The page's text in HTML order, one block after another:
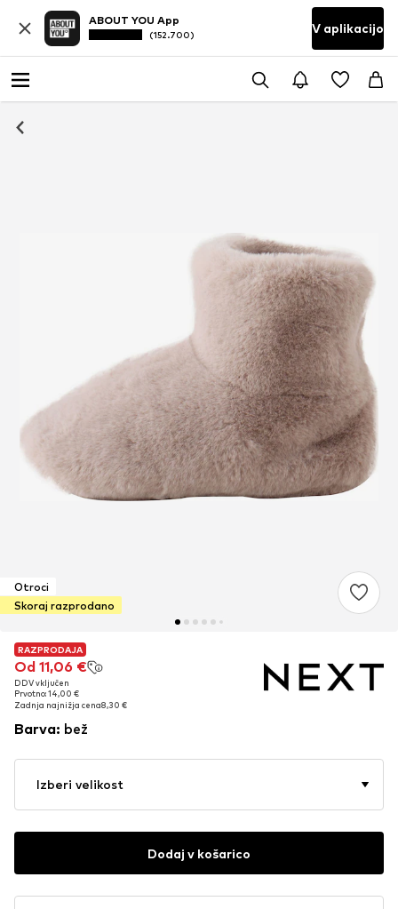
ABOUT YOU App
(152.700) V aplikacijo
Otroci
Skoraj razprodano
RAZPRODAJA
Od 11,06 €
DDV vključen
Prvotno: 14,00 €
Zadnja najnižja cena8,30 €
RAZPRODAJA
Od 11,06 €
DDV vključen
Prvotno: 14,00 €
Zadnja najnižja cena8,30 €
Barva: bež
Izberi velikost
Dodaj v košarico